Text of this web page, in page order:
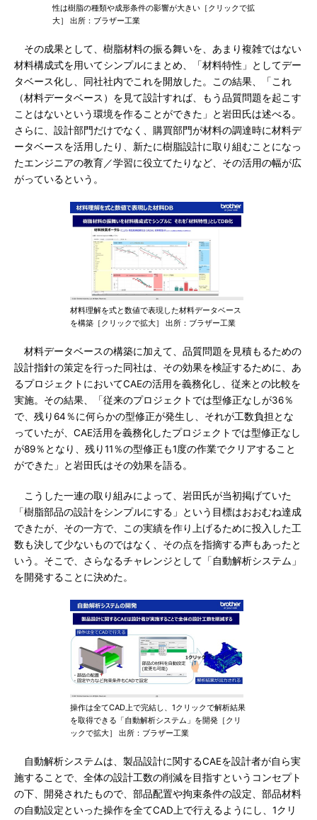
性は樹脂の種類や成形条件の影響が大きい［クリックで拡
大］ 出所：ブラザー工業
その成果として、樹脂材料の振る舞いを、あまり複雑ではない
材料構成式を用いてシンプルにまとめ、「材料特性」としてデー
タベース化し、同社社内でこれを開放した。この結果、「これ
（材料データベース）を見て設計すれば、もう品質問題を起こす
ことはないという環境を作ることができた」と岩田氏は述べる。
さらに、設計部門だけでなく、購買部門が材料の調達時に材料デ
ータベースを活用したり、新たに樹脂設計に取り組むことになっ
たエンジニアの教育／学習に役立てたりなど、その活用の幅が広
がっているという。
材料理解を式と数値で表現した材料データベース
を構築［クリックで拡大］ 出所：ブラザー工業
材料データベースの構築に加えて、品質問題を見積もるための
設計指針の策定を行った同社は、その効果を検証するために、あ
るプロジェクトにおいてCAEの活用を義務化し、従来との比較を
実施。その結果、「従来のプロジェクトでは型修正なしが36％
で、残り64％に何らかの型修正が発生し、それが工数負担とな
っていたが、CAE活用を義務化したプロジェクトでは型修正なし
が89％となり、残り11％の型修正も1度の作業でクリアすること
ができた」と岩田氏はその効果を語る。
こうした一連の取り組みによって、岩田氏が当初掲げていた
「樹脂部品の設計をシンプルにする」という目標はおおむね達成
できたが、その一方で、この実績を作り上げるために投入した工
数も決して少ないものではなく、その点を指摘する声もあったと
いう。そこで、さらなるチャレンジとして「自動解析システム」
を開発することに決めた。
操作は全てCAD上で完結し、1クリックで解析結果
を取得できる「自動解析システム」を開発［クリ
ックで拡大］ 出所：ブラザー工業
自動解析システムは、製品設計に関するCAEを設計者が自ら実
施することで、全体の設計工数の削減を目指すというコンセプト
の下、開発されたもので、部品配置や拘束条件の設定、部品材料
の自動設定といった操作を全てCAD上で行えるようにし、1クリ